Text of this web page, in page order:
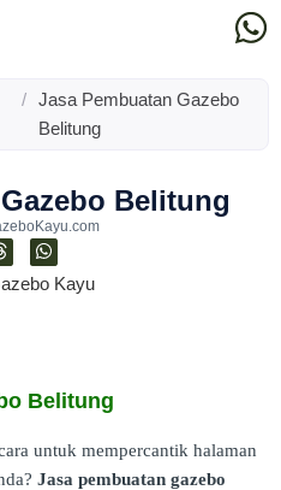
/ Jasa Pembuatan Gazebo
Belitung
Belitung
Belitung
untuk mempercantik halaman
Jasa pembuatan gazebo